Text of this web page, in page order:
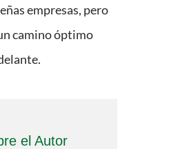
empresas, pero
camino óptimo
el Autor